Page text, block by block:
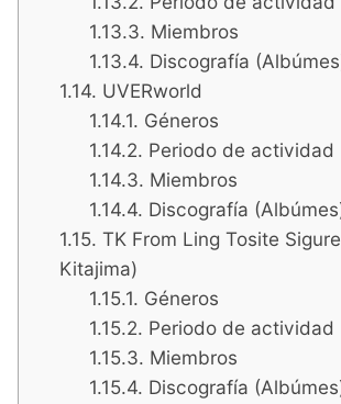
Miembros
Discografía
UVERworld
Géneros
Periodo de actividad
Miembros
Discografía
TK From Ling Tosite
Kitajima)
Géneros
Periodo de actividad
Miembros
Discografía